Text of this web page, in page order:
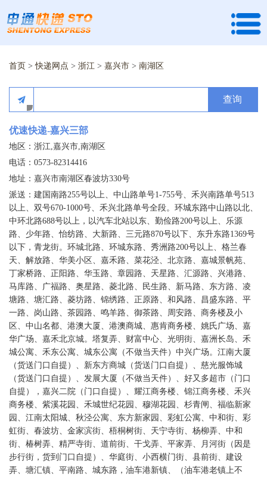
首页 >快递网点 > 浙江 > 嘉兴市 > 南湖区
查询
优速快递-嘉兴三部
地区：浙江,嘉兴市,南湖区
电话：0573-82314416
地址：嘉兴市南湖区春波坊330号
派送：建国南路255号以上、中山路单号1-755号、禾兴南路单号513
以上、双号670-1000号、禾兴北路单号全段。环城东路中山路以北、
中环北路688号以上，以汽车北站以东、勤俭路200号以上、乐源
路、少年路、怡纺路、大新路、三元路870号以下、东升东路1369号
以下，青龙街。环城北路、环城东路、秀洲路200号以上、格兰春
天、解放路、华美小区、嘉禾路、菜花泾、北京路、嘉城景帆苑、
丁家桥路、正阳路、华玉路、章园路、天星路、汇源路、兴港路、
马库路、广福路、奥星路、菱北路、民生路、新马路、东方路、凌
塘路、塘汇路、菱坊路、锦绣路、正原路、和风路、昌盛东路、平
一路、岗山路、茶园路、鸣羊路、御茶路、周安路、商务楼及小
区、中山名都、港澳大厦、港澳商城、惠肯商务楼、姚氏广场、嘉
华广场、嘉禾北京城。塔复弄、财富中心、光明街、嘉洲长岛、禾
城公寓、禾东公寓、城东公寓（不做当天件）中兴广场。江南大厦
（货送门口自提）、新东方商城（货送门口自提）、慈光服饰城
（货送门口自提）、发展大厦（不做当天件）、好又多超市（门口
自提），嘉兴二院（门口自提）、耀江商务楼、锦江商务楼、禾兴
商务楼、紫溪花园、禾城世纪花园、穆湖花园、杉青闸、福临新家
园、江南太阳城、秋泾公寓、东方新家园、彩虹公寓、中和街、彩
虹街、春波坊、金家滨街、梧桐树街、天宁寺街、杨柳弄、中和
街、椿树弄、精严寺街、道前街、干戈弄、平家弄、月河街（因是
步行街，货到门口自提）、华庭街、小西横门街、县前街、建设
弄、塘汇镇、平南路、城东路，油车港新镇、（油车港老镇上不